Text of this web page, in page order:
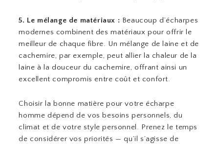
5. Le mélange de matériaux : Beaucoup d’écharpes
modernes combinent des matériaux pour offrir le
meilleur de chaque fibre. Un mélange de laine et de
cachemire, par exemple, peut allier la chaleur de la
laine à la douceur du cachemire, offrant ainsi un
excellent compromis entre coût et confort.
Choisir la bonne matière pour votre écharpe
homme dépend de vos besoins personnels, du
climat et de votre style personnel. Prenez le temps
de considérer vos priorités — qu’il s’agisse de